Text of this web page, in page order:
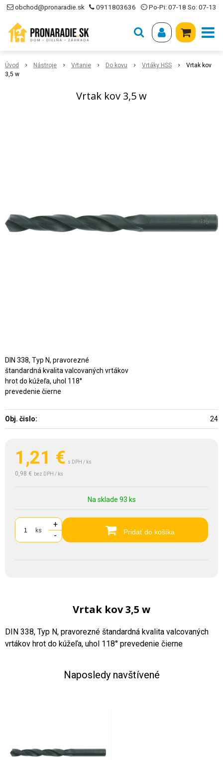
obchod@pronaradie.sk 0911803636 ⏲ Po-Pi: 07-18 So: 07-13
Úvod Nástroje Vŕtanie Do kovu Vrtáky HSS
Vrtak kov
3,5 w
Vrtak kov 3,5 w
1,21 € s DPH / ks
0,98 € bez DPH / ks
Na sklade 93 ks
ks
+
-
Pridať do košíka
DIN 338, Typ N, pravorezné
štandardná kvalita valcovaných vrtákov
hrot do kúžeľa, uhol 118°
prevedenie čierne
Obj. čislo: 24
Vrtak kov 3,5 w
DIN 338, Typ N, pravorezné štandardná kvalita valcovaných
vrtákov hrot do kúžeľa, uhol 118° prevedenie čierne
Naposledy navštívené